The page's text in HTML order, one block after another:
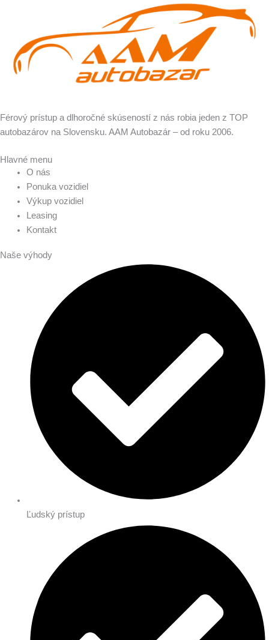
Férový prístup a dlhoročné skúseností z nás robia jeden z TOP
autobazárov na Slovensku. AAM Autobazár – od roku 2006.
Hlavné menu
O nás
Ponuka vozidiel
Výkup vozidiel
Leasing
Kontakt
Naše výhody
Ľudský prístup